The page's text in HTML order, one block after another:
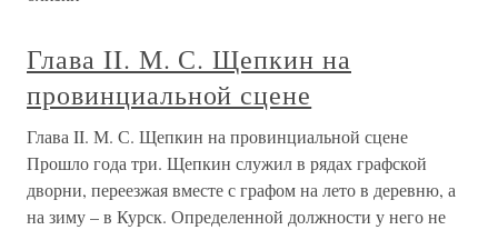
Глава II. М. С. Щепкин на
провинциальной сцене
Глава II. М. С. Щепкин на провинциальной сцене
Прошло года три. Щепкин служил в рядах графской
дворни, переезжая вместе с графом на лето в деревню, а
на зиму – в Курск. Определенной должности у него не